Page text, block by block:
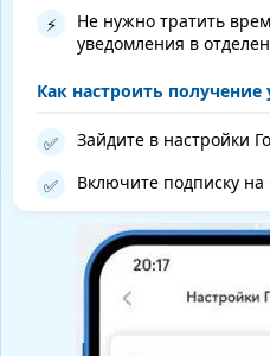
⚡
Не нужно тратить
уведомления в
Как настроить
✅ Зайдите в настройки
✅ Включите подписку на